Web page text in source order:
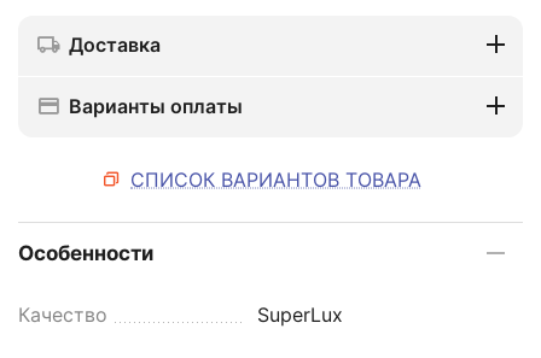
Доставка
Варианты оплаты
СПИСОК ВАРИАНТОВ ТОВАРА
Особенности
Качество SuperLux